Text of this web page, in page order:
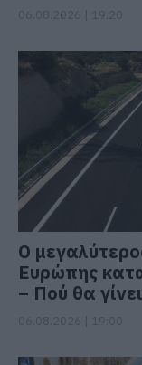
Ο
Ευρώπης
– Πού θα γίνει